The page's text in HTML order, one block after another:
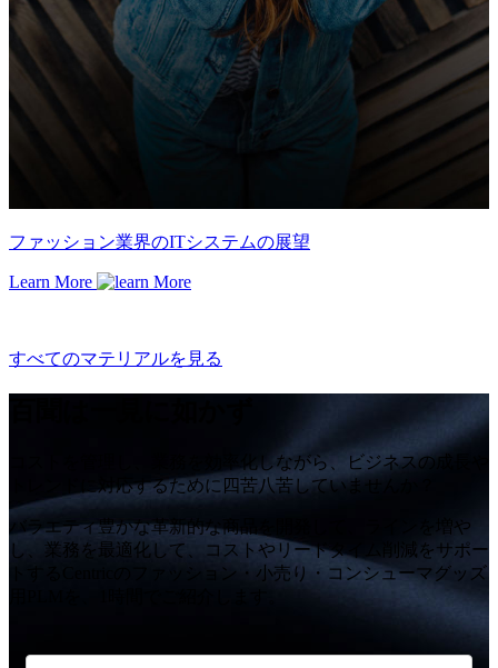
ファッション業界のITシステムの展望
Learn More
すべてのマテリアルを見る
コストを管理し、業務を効率化しながら、ビジネスの成長や
トレンドに対応するために四苦八苦していませんか？
バラエティ豊かな革新的な商品を開発して、ラインを増や
し、業務を最適化して、コストやリードタイム削減をサポー
トするCentricのファッション・小売り・コンシューマグッズ